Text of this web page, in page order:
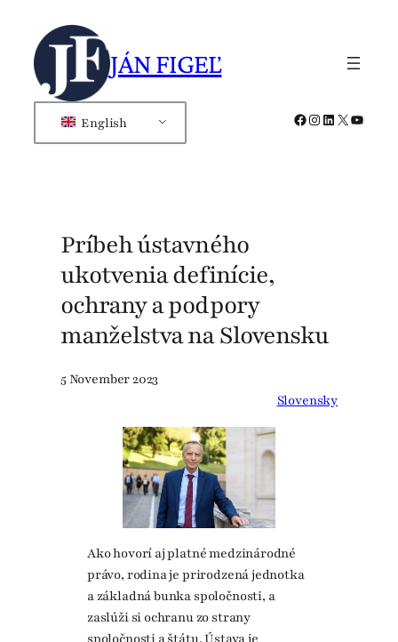
content
JÁN FIGEĽ
English Facebook
Instagram
LinkedIn
X
Príbeh ústavného
ukotvenia definície,
ochrany a podpory
manželstva na Slovensku
5 November 2023
Slovensky
Ako hovorí aj platné medzinárodné
právo, rodina je prirodzená jednotka
a základná bunka spoločnosti, a
zaslúži si ochranu zo strany
spoločnosti a štátu. Ústava je